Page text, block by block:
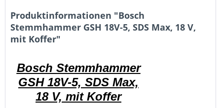
Produktinformationen "Bosch
Stemmhammer GSH 18V-5, SDS Max, 18 V,
mit Koffer"
Bosch Stemmhammer
GSH 18V-5, SDS Max,
18 V, mit Koffer